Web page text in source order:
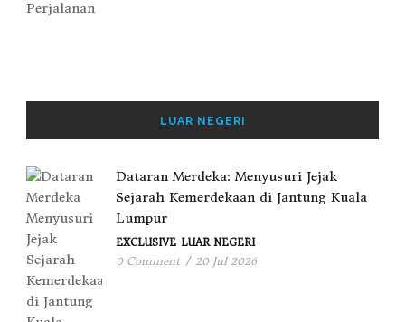
LUAR NEGERI
Dataran Merdeka: Menyusuri Jejak
Sejarah Kemerdekaan di Jantung Kuala
Lumpur
EXCLUSIVE LUAR NEGERI
0 Comment / 20 Jul 2026